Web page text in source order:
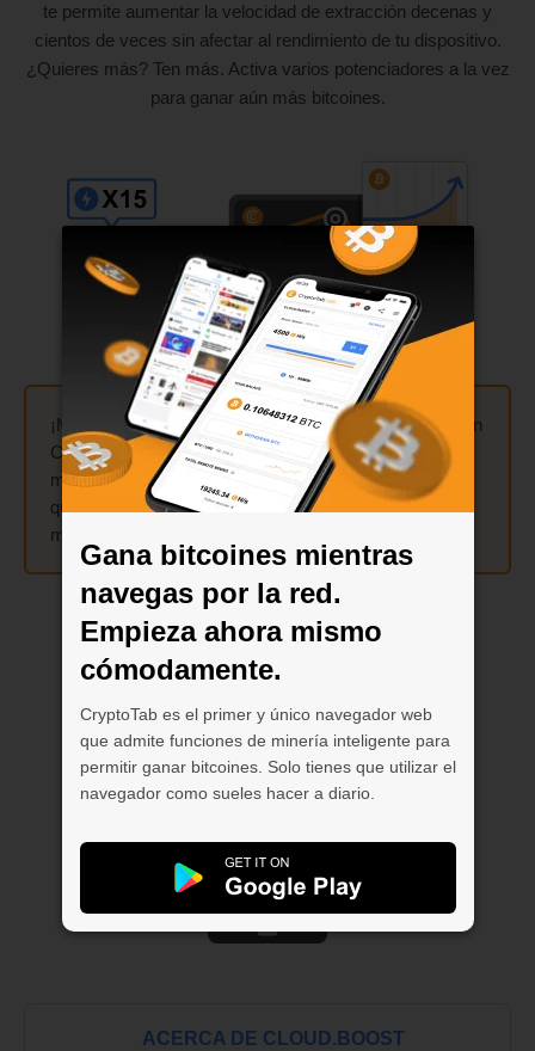
Gana bitcoines mientras
navegas por la red.
Empieza ahora mismo
cómodamente.
CryptoTab es el primer y único navegador web
que admite funciones de minería inteligente para
permitir ganar bitcoines. Solo tienes que utilizar el
navegador como sueles hacer a diario.
te permite aumentar la velocidad de extracción decenas y
cientos de veces sin afectar al rendimiento de tu dispositivo.
¿Quieres más? Ten más. Activa varios potenciadores a la vez
para ganar aún más bitcoines.
¡Mina hasta300 veces más rápido utilizando la función
Cloud.Boost en tu dispositivo móvil! Activa los
multiplicadores
, oX15y combínalos como
quieras: todos se suman y combinan al comenzar a
minar.
ACERCA DE CLOUD.BOOST